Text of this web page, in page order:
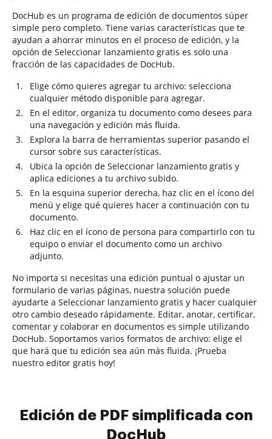
DocHub es un programa de edición de documentos súper
simple pero completo. Tiene varias características que te
ayudan a ahorrar minutos en el proceso de edición, y la
opción de Seleccionar lanzamiento gratis es solo una
fracción de las capacidades de DocHub.
Elige cómo quieres agregar tu archivo: selecciona
cualquier método disponible para agregar.
En el editor, organiza tu documento como desees para
una navegación y edición más fluida.
Explora la barra de herramientas superior pasando el
cursor sobre sus características.
Ubica la opción de Seleccionar lanzamiento gratis y
aplica ediciones a tu archivo subido.
En la esquina superior derecha, haz clic en el ícono del
menú y elige qué quieres hacer a continuación con tu
documento.
Haz clic en el ícono de persona para compartirlo con tu
equipo o enviar el documento como un archivo
adjunto.
No importa si necesitas una edición puntual o ajustar un
formulario de varias páginas, nuestra solución puede
ayudarte a Seleccionar lanzamiento gratis y hacer cualquier
otro cambio deseado rápidamente. Editar, anotar, certificar,
comentar y colaborar en documentos es simple utilizando
DocHub. Soportamos varios formatos de archivo: elige el
que hará que tu edición sea aún más fluida. ¡Prueba
nuestro editor gratis hoy!
Edición de PDF simplificada con
DocHub